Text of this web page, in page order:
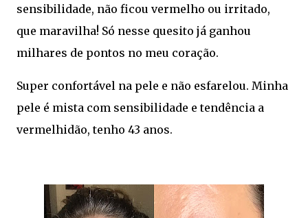
sensibilidade, não ficou vermelho ou irritado,
que maravilha! Só nesse quesito já ganhou
milhares de pontos no meu coração.
Super confortável na pele e não esfarelou. Minha
pele é mista com sensibilidade e tendência a
vermelhidão, tenho 43 anos.